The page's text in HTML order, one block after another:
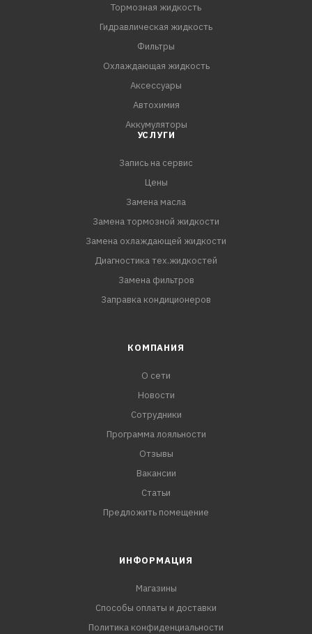
- Обладает отличными вязкостно-температурными
- Обеспечивает легкое переключение передач
Тормозная жидкость
Гидравлическая жидкость
Фильтры
Охлаждающая жидкость
Аксессуары
Автохимия
Аккумуляторы
УСЛУГИ
Запись на сервис
Цены
Замена масла
Замена тормозной жидкости
Замена охлаждающей жидкости
Диагностика тех.жидкостей
Замена фильтров
Заправка кондиционеров
КОМПАНИЯ
О сети
Новости
Сотрудники
Программа лояльности
Отзывы
Вакансии
Статьи
Предложить помещение
ИНФОРМАЦИЯ
Магазины
Способы оплаты и доставки
Политика конфиденциальности